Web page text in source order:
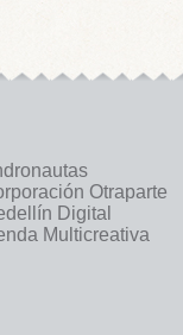
Otraparte
Digital
Multicreativa